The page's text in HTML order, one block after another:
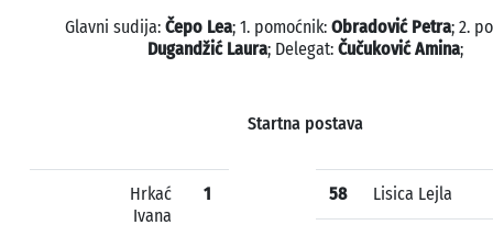
Glavni sudija: Čepo Lea; 1. pomoćnik: Obradović Petra; 2.
Dugandžić Laura; Delegat: Čučuković Amina;
Startna postava
Hrkać
Ivana
1 58 Lisica Lejla